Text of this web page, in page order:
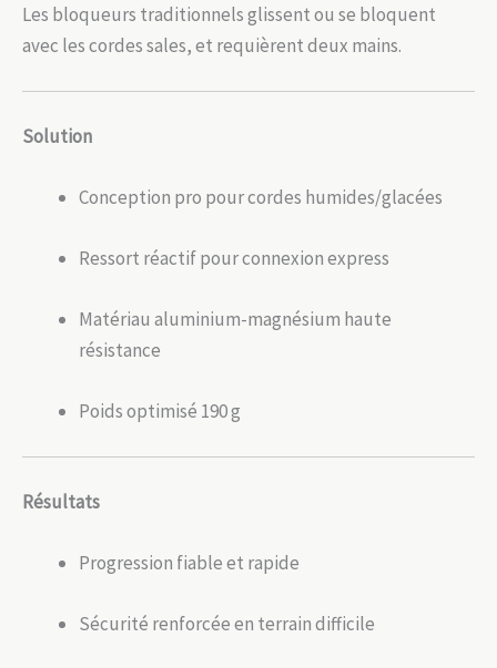
Les bloqueurs traditionnels glissent ou se bloquent
avec les cordes sales, et requièrent deux mains.
Solution
Conception pro pour cordes humides/glacées
Ressort réactif pour connexion express
Matériau aluminium-magnésium haute
résistance
Poids optimisé 190 g
Résultats
Progression fiable et rapide
Sécurité renforcée en terrain difficile